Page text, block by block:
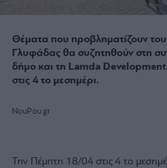
Θέματα που προβληματίζουν
Γλυφάδας θα συζητηθούν στη
δήμο και τη Lamda
στις 4 το μεσημέρι.
NouPou.gr
Την Πέμπτη 18/04 στις 4 το